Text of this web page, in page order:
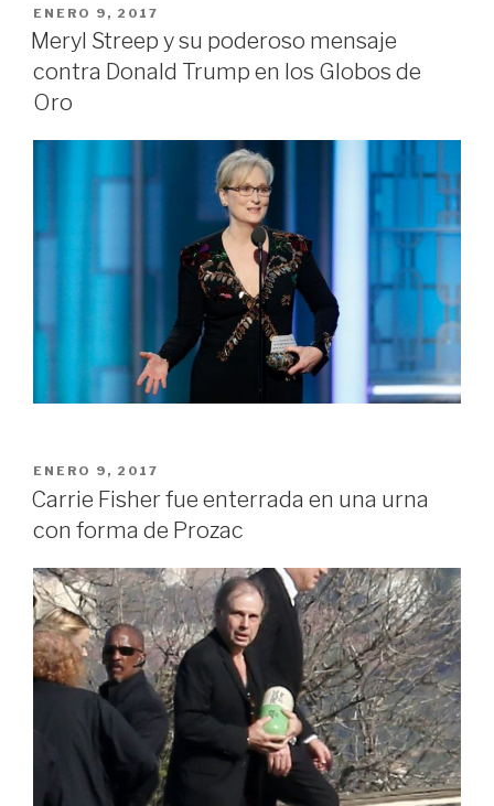
PUBLICADO
EN
ENERO 9, 2017
Meryl Streep y su poderoso mensaje
contra Donald Trump en los Globos de
Oro
PUBLICADO
EN
ENERO 9, 2017
Carrie Fisher fue enterrada en una urna
con forma de Prozac